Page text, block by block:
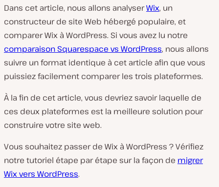
Dans cet article, nous allons analyserWix, un
constructeur de site Web hébergé populaire, et
comparer Wix à WordPress. Si vous avez lu notre
comparaison Squarespace vs WordPress, nous allons
suivre un format identique à cet article afin que vous
puissiez facilement comparer les trois plateformes.
À la fin de cet article, vous devriez savoir laquelle de
ces deux plateformes est la meilleure solution pour
construire votre site web.
Vous souhaitez passer de Wix à WordPress ? Vérifiez
notre tutoriel étape par étape sur la façon de migrer
Wix vers WordPress.